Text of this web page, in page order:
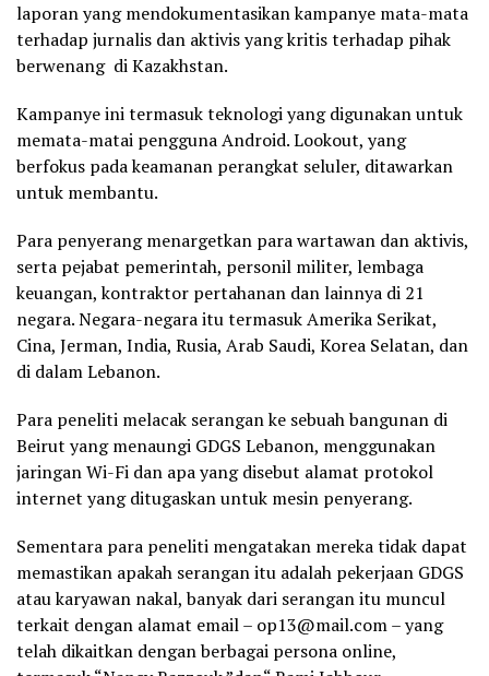
laporan yang mendokumentasikan kampanye mata-mata
terhadap jurnalis dan aktivis yang kritis terhadap pihak
berwenang di Kazakhstan.
Kampanye ini termasuk teknologi yang digunakan untuk
memata-matai pengguna Android. Lookout, yang
berfokus pada keamanan perangkat seluler, ditawarkan
untuk membantu.
Para penyerang menargetkan para wartawan dan aktivis,
serta pejabat pemerintah, personil militer, lembaga
keuangan, kontraktor pertahanan dan lainnya di 21
negara. Negara-negara itu termasuk Amerika Serikat,
Cina, Jerman, India, Rusia, Arab Saudi, Korea Selatan, dan
di dalam Lebanon.
Para peneliti melacak serangan ke sebuah bangunan di
Beirut yang menaungi GDGS Lebanon, menggunakan
jaringan Wi-Fi dan apa yang disebut alamat protokol
internet yang ditugaskan untuk mesin penyerang.
Sementara para peneliti mengatakan mereka tidak dapat
memastikan apakah serangan itu adalah pekerjaan GDGS
atau karyawan nakal, banyak dari serangan itu muncul
terkait dengan alamat email – op13@mail.com – yang
telah dikaitkan dengan berbagai persona online,